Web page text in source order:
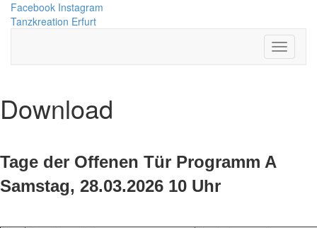
Facebook Instagram
Tanzkreation Erfurt
Download
Tage der Offenen Tür Programm A
Samstag, 28.03.2026 10 Uhr